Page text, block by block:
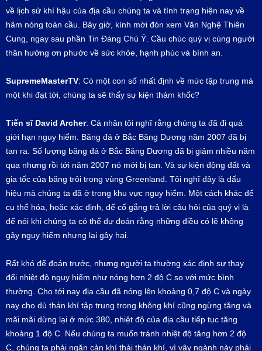
về lịch sử khí hậu của địa cầu chúng ta và tình trạng hiện nay về
hâm nóng toàn cầu. Bây giờ, kính mời đón xem Văn Nghệ Thiên
Cung, ngay sau phần Tin Đáng Chú Ý. Cầu chúc quý vị cùng người
thân hưởng ơn phước về sức khỏe, hạnh phúc và bình an.
SupremeMasterTV: Có một con số nhất định về mức tập trung mà
một khi đạt tới, chúng ta sẽ thấy sự kiện thảm khốc?
Tiến sĩ David Archer: Cá nhân tôi nghĩ rằng chúng ta đã đi quá
giới hạn nguy hiểm. Băng đá ở Bắc Băng Dương năm 2007 đã bị
tan ra. Số lượng băng đá ở Bắc Băng Dương đã bị giảm nhiều năm
qua nhưng rồi tới năm 2007 nó mới bị tan. Và sự kiện động đất và
gia tốc của băng trôi trong vùng Greenland. Tôi nghĩ đây là dấu
hiệu mà chúng ta đã ở trong khu vực nguy hiểm. Một cách khác để
cụ thể hóa, hoặc xác định, để cố gắng trả lời câu hỏi của quý vị là
để nói khi chúng ta có thể dự đoán rằng những điều có lẽ không
gây nguy hiểm nhưng lại gây hại.
Rất khó để đoán trước, nhưng người ta thường xác định sự thay
đổi nhiệt độ nguy hiểm như nóng hơn 2 độ C so với mức bình
thường. Cho tới nay địa cầu đã nóng lên khoảng 0,7 độ C và ngày
nay cho dù thán khí tập trung trong không khí cũng ngừng tăng và
mãi mãi dừng lại ở mức 380, nhiệt độ của địa cầu tiếp tục tăng
khoảng 1 độ C. Nếu chúng ta muốn tránh nhiệt độ tăng hơn 2 độ
C, chúng ta phải ngăn cản khí thải thán khí, vì vậy ngành này phải